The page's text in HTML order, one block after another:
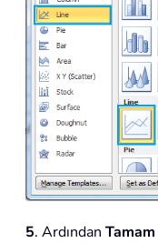
5. Ardından Tamam